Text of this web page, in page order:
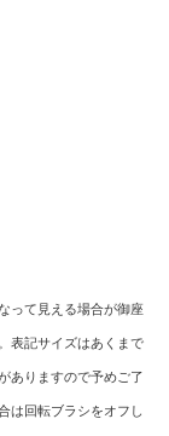
って見える場合が御座
表記サイズはあくまで
ありますので予めご了
は回転ブラシをオフし